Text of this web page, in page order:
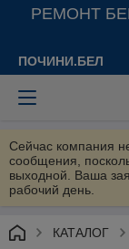
РЕМОНТ
ПОЧИНИ.БЕЛ
Сейчас компания
сообщения,
выходной. Ваша
рабочий день.
КАТАЛОГ